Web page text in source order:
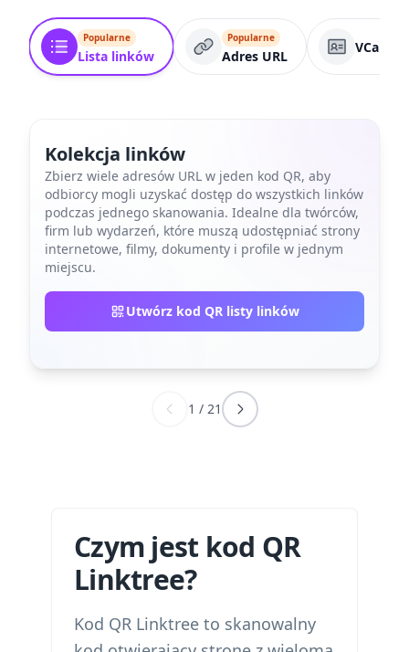
Popularne
Lista linków
Popularne
Adres URL
VCard
Kolekcja linków
Zbierz wiele adresów URL w jeden kod QR, aby
odbiorcy mogli uzyskać dostęp do wszystkich linków
podczas jednego skanowania. Idealne dla twórców,
firm lub wydarzeń, które muszą udostępniać strony
internetowe, filmy, dokumenty i profile w jednym
miejscu.
Utwórz kod QR listy linków
1 / 21
Czym jest kod QR
Linktree?
Kod QR Linktree to skanowalny